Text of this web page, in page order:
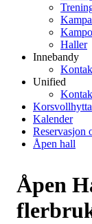
Haller
Innebandy
Unified
Korsvollhytta
Kalender
Reservasjon
Åpen hall
Åpen